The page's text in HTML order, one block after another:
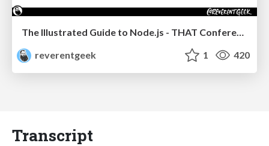
reverentgeek
1 420
Transcript